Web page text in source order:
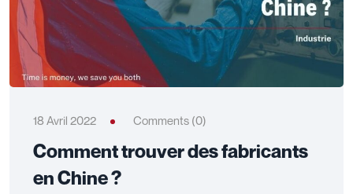
18 Avril 2022 Comments (0)
Comment trouver des fabricants
en Chine ?